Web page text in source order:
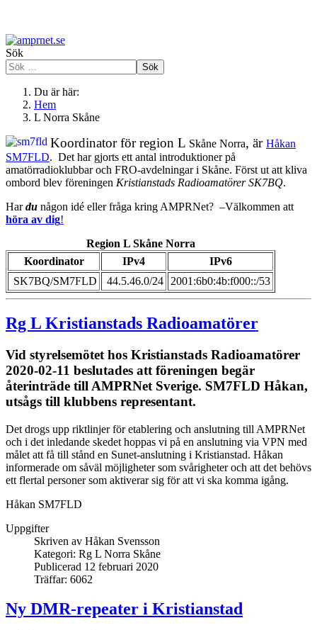
Sök
Sök
Du är här:
Hem
L Norra Skåne
Koordinator för region L Skåne Norra, är Håkan
SM7FLD. Det har gjorts ett antal introduktioner på
amatörradioklubbar och FRO-avdelningar i Skåne. Först ut att kliva
ombord blev föreningen Kristianstads Radioamatörer SK7BQ.
Hardu någon idé eller fråga kring AMPRNet? –Välkommen att
höra av dig!
Region L Skåne Norra
Koordinator
IPv4
IPv6
SK7BQ/SM7FLD
44.5.46.0/24 2001:6b0:4b:f000::/53
Rg L Kristianstads Radioamatörer
Vid styrelsemötet hos Kristianstads Radioamatörer
2020-02-11 beslutades att föreningen begär
återinträde till AMPRNet Sverige. SM7FLD Håkan,
utsågs till klubbens representant.
Det drogs upp riktlinjer för etablering och anslutning till AMPRNet
och i det inledande skedet hoppas vi på en anslutning via VPN med
målet att få till stånd en Sunet-anslutning i Kristianstad. Håkan
informerade om såväl möjligheter som svårigheter och att det behövs
ett flertal personer som aktiverar sig för att vi ska komma igång.
Håkan SM7FLD
Uppgifter
Skriven av Håkan Svensson
Kategori: Rg L Norra Skåne
Publicerad 12 februari 2020
Träffar: 6062
Ny DMR-repeater i Kristianstad